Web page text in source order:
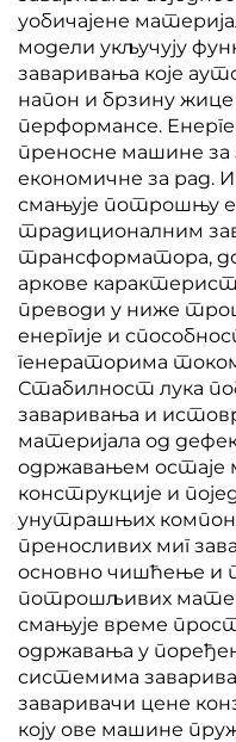
уобичајене
модели укључују
заваривања које
напон и брзину
перформансе.
преносне машине за
економичне за рад.
смањује потрошњу
традиционалним
трансформатора,
аркове
преводи у ниже
енергије и
генераторима
Стабилност лука
заваривања и
материјала од
одржавањем остаје
конструкције и
унутрашњих
преносливих миг
основно чишћење и
потрошљивих
смањује време
одржавања у
системима
заваривачи цене
коју ове машине